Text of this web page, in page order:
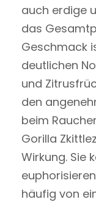
auch erdige
das
Geschmack
deutlichen
und
den
beim
Gorilla
Wirkung. Sie
häufig von